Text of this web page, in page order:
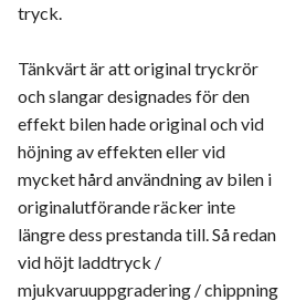
tryck.
Tänkvärt är att original tryckrör
och slangar designades för den
effekt bilen hade original och vid
höjning av effekten eller vid
mycket hård användning av bilen i
originalutförande räcker inte
längre dess prestanda till. Så redan
vid höjt laddtryck /
mjukvaruuppgradering / chippning